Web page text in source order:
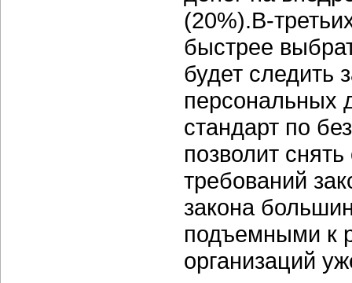
(20%).В-
быстрее
будет следить
персональных
стандарт по
позволит
требований
закона
подъемными к
организаций